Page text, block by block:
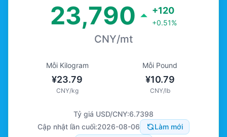
23,790 +120
+0.51%
CNY/mt
Mỗi Kilogram
¥23.79
CNY/kg
Mỗi Pound
¥10.79
CNY/lb
Tỷ giá USD/CNY:6.7398
Cập nhật lần cuối:2026-08-06
Làm mới